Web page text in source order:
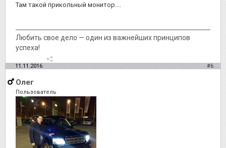
Там такой прикольный монитор....
Любить свое дело — один из важнейших принципов
успеха!
11.11.2016 #6
Олег
Пользователь